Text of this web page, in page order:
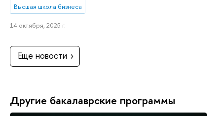
Высшая школа бизнеса
14 октября, 2025 г.
Еще новости
Другие бакалаврские программы